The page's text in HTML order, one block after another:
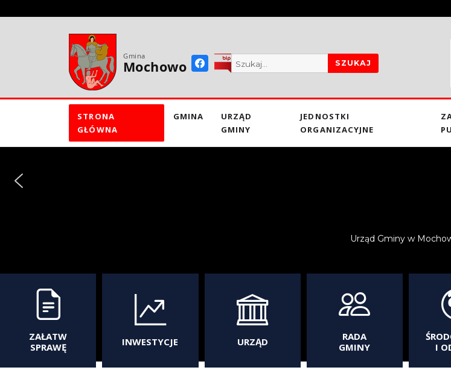
treści
Urząd Gminy w
Gmina
Mochowo SZUKAJ
STRONA
GŁÓWNA
GMINA
URZĄD
GMINY
JEDNOSTKI
ORGANIZACYJNE
ZAŁATW
SPRAWĘ
INWESTYCJE URZĄD
RADA
GMINY
I